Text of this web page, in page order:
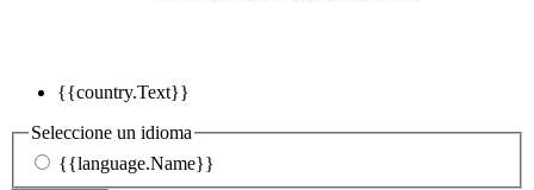
{{country.Text}}
Seleccione un idioma
{{language.Name}}